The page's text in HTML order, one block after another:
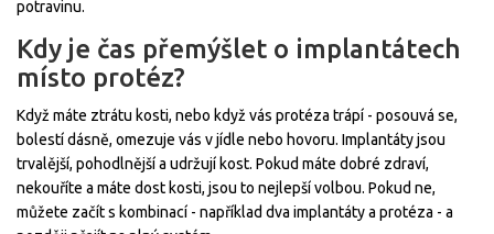
potravinu.
Kdy je čas přemýšlet o implantátech
místo protéz?
Když máte ztrátu kosti, nebo když vás protéza trápí - posouvá se,
bolestí dásně, omezuje vás v jídle nebo hovoru. Implantáty jsou
trvalější, pohodlnější a udržují kost. Pokud máte dobré zdraví,
nekouříte a máte dost kosti, jsou to nejlepší volbou. Pokud ne,
můžete začít s kombinací - například dva implantáty a protéza - a